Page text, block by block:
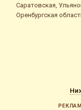
Саратовская,
Оренбургская